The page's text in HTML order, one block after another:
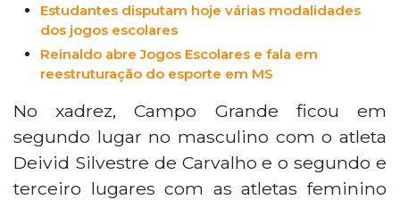
Estudantes disputam hoje várias modalidades
dos jogos escolares
Reinaldo abre Jogos Escolares e fala em
reestruturação do esporte em MS
No xadrez, Campo Grande ficou em
segundo lugar no masculino com o atleta
Deivid Silvestre de Carvalho e o segundo e
terceiro lugares com as atletas feminino